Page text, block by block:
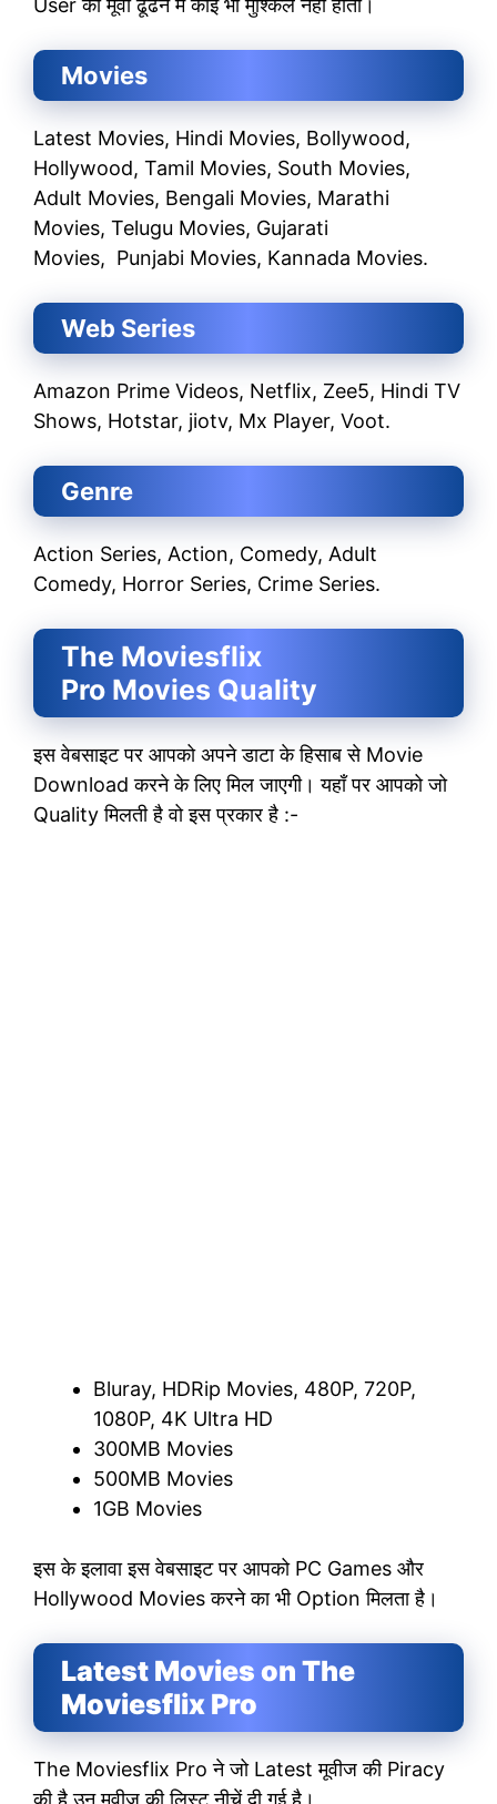
Movies
Latest Movies, Hindi Movies, Bollywood,
Hollywood, Tamil Movies, South Movies,
Adult Movies, Bengali Movies, Marathi
Movies, Telugu Movies, Gujarati
Movies, Punjabi Movies, Kannada Movies.
Web Series
Amazon Prime Videos, Netflix, Zee5, Hindi TV
Shows, Hotstar, jiotv, Mx Player, Voot.
Genre
Action Series, Action, Comedy, Adult
Comedy, Horror Series, Crime Series.
The Moviesflix
Pro Movies Quality
इस वेबसाइट पर आपको अपने डाटा के हिसाब से Movie
Download करने के लिए मिल जाएगी। यहाँ पर आपको जो
Quality मिलती है वो इस प्रकार है :-
Bluray, HDRip Movies, 480P, 720P,
1080P, 4K Ultra HD
300MB Movies
500MB Movies
1GB Movies
इस के इलावा इस वेबसाइट पर आपको PC Games और
Hollywood Movies करने का भी Option मिलता है।
Latest Movies on The
Moviesflix Pro
The Moviesflix Pro ने जो Latest मूवीज की Piracy
की है उन मूवीज की लिस्ट नीचें दी गई है।